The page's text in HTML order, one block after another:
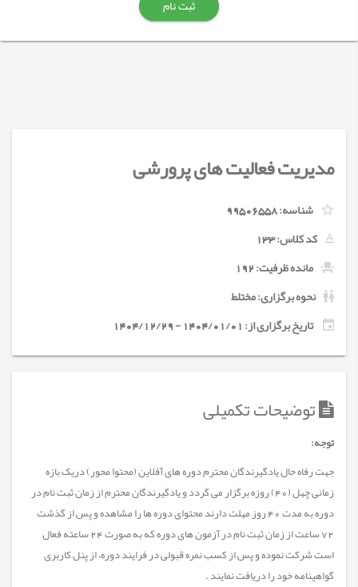
ثبت نام
مدیریت فعالیت های پرورشی
شناسه:99506558
کد کلاس:133
مانده ظرفیت: 192
نحوه برگزاری: مختلط
تاریخ برگزاری از: 1404/01/01 - 1404/12/29
توضیحات تکمیلی
توجه:
جهت رفاه حال یادگیرندگان محترم دوره های آفلاین (محتوا محور) دریک بازه
زمانی چهل (40) روزه برگزار می گردد و یادگیرندگان محترم از زمان ثبت نام در
دوره به مدت 40 روز مهلت دارند محتوای دوره ها را مشاهده و پس از گذشت
72 ساعت از زمان ثبت نام در آزمون های دوره که به صورت 24 ساعته فعال
است شرکت نموده و پس از کسب نمره قبولی در فرایند دوره، از پنل کاربری
گواهینامه خود را دریافت نمایند .